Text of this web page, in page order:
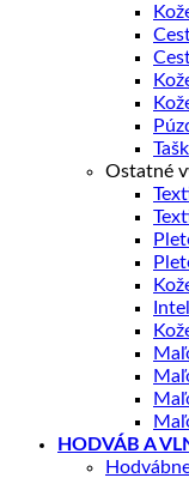
Ostatné
HODVÁB A